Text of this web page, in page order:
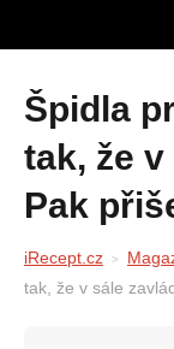
Špidla promluvil o Česku
tak, že
Pak
iRecept.cz
tak, že v sále